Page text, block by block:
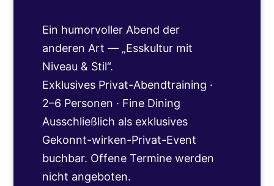
Ein humorvoller Abend der
anderen Art — „Esskultur mit
Niveau & Stil“.
Exklusives Privat-Abendtraining ·
2–6 Personen · Fine Dining
Ausschließlich als exklusives
Gekonnt-wirken-Privat-Event
buchbar. Offene Termine werden
nicht angeboten.